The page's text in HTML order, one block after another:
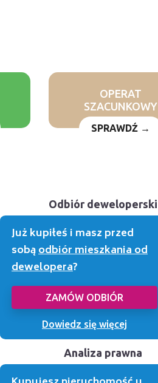
OPERAT
SZACUNKOWY
SPRAWDŹ →
Odbiór deweloperski
Już kupiłeś i masz przed
sobąodbiór mieszkania od
dewelopera?
ZAMÓW ODBIÓR
Dowiedz się więcej
Analiza prawna